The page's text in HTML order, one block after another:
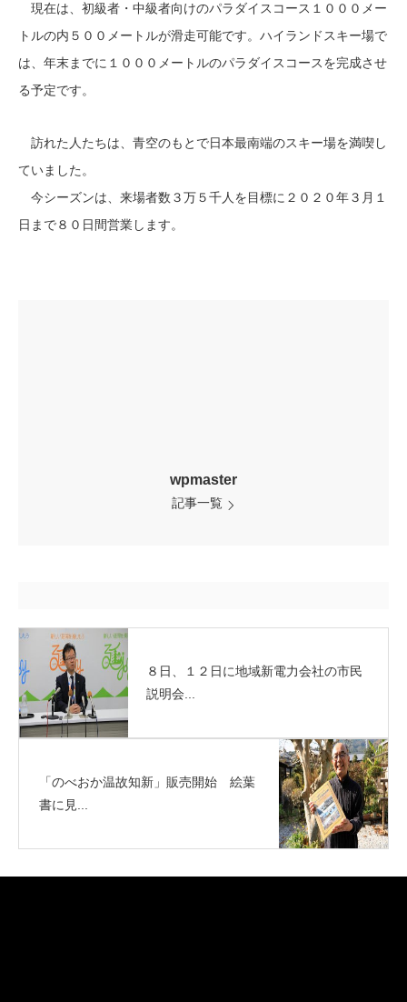
現在は、初級者・中級者向けのパラダイスコース１０００メー
トルの内５００メートルが滑走可能です。ハイランドスキー場で
は、年末までに１０００メートルのパラダイスコースを完成させ
る予定です。
訪れた人たちは、青空のもとで日本最南端のスキー場を満喫し
ていました。
今シーズンは、来場者数３万５千人を目標に２０２０年３月１
日まで８０日間営業します。
wpmaster
記事一覧
８日、１２日に地域新電力会社の市民
説明会...
「のべおか温故知新」販売開始 絵葉
書に見...